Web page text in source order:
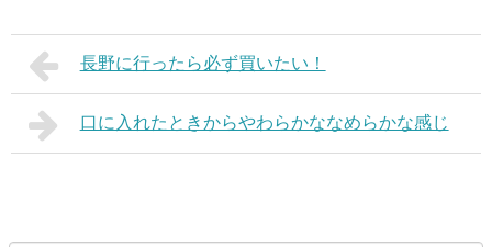
長野に行ったら必ず買いたい！
口に入れたときからやわらかななめらかな感じ